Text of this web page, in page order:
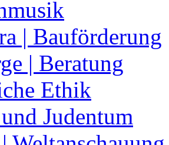
| Bauförderung
| Beratung
Ethik
Judentum